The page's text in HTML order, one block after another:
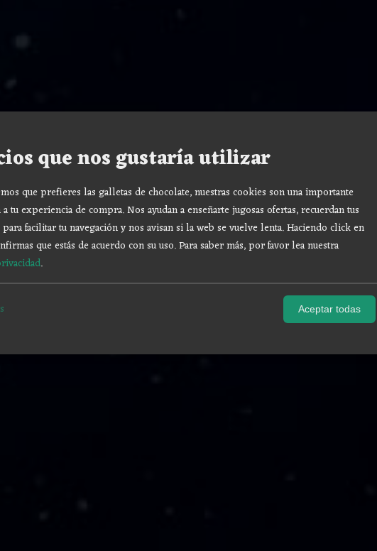
que nos gustaría utilizar
que prefieres las galletas de chocolate, nuestras cookies son una importante
tu experiencia de compra. Nos ayudan a enseñarte jugosas ofertas, recuerdan tus
facilitar tu navegación y nos avisan si la web se vuelve lenta. Haciendo click en
que estás de acuerdo con su uso.Para saber más, por favor lea nuestra
.
Aceptar todas